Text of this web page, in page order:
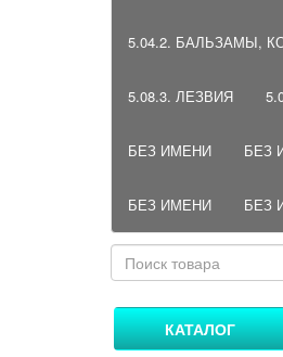
5.04.2. БАЛЬЗАМЫ,
5.08.3. ЛЕЗВИЯ
БЕЗ ИМЕНИ БЕЗ
БЕЗ ИМЕНИ БЕЗ
КАТАЛОГ